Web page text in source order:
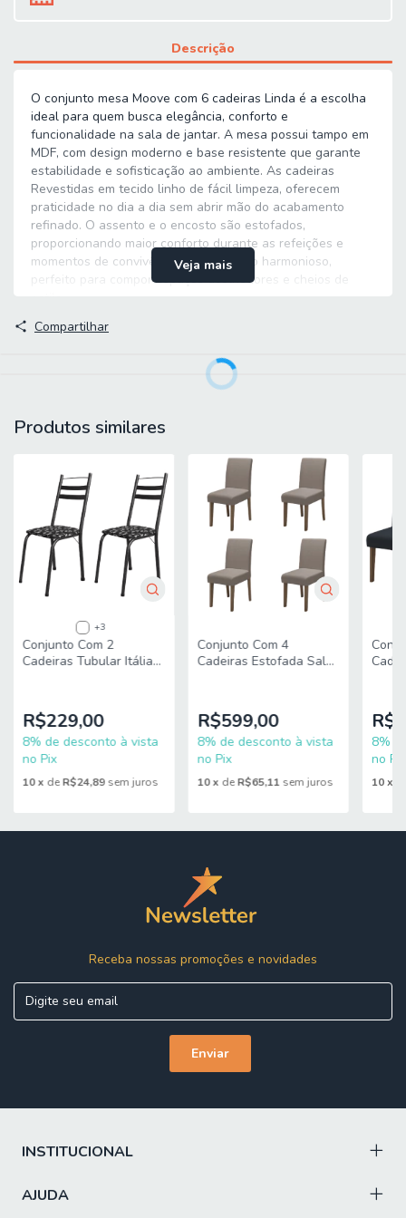
Descrição
O conjunto mesa Moove com 6 cadeiras Linda é a escolha
ideal para quem busca elegância, conforto e
funcionalidade na sala de jantar. A mesa possui tampo em
MDF, com design moderno e base resistente que garante
estabilidade e sofisticação ao ambiente. As cadeiras
Revestidas em tecido linho de fácil limpeza, oferecem
praticidade no dia a dia sem abrir mão do acabamento
refinado. O assento e o encosto são estofados,
proporcionando maior conforto durante as refeições e
momentos de convivência. Um conjunto harmonioso,
perfeito para compor espaços acolhedores e cheios de
MEDIDAS:
L = 160 cm
Medidas Cadeiras (cada):
A = 88,3 cm
L = 39,5 cm
P = 49,6 cm
PESO CADEIRA: 13 Kg (cada)
PESO SUPORTADO MESA: 50 Kg (distribuídos)
MODELO: Conjunto Sala de Jantar Mesa 1,60m Moove 6
Cadeiras Linda Viero
MARCA: Viero
ESPESSURA DO TAMPO: 18mm
TECIDO DA CADEIRA: Linho de toque macio
REVESTIMENTO ASSENTO E ENCOSTO DA CADEIRA:
Espuma D26 de alta qualidade, proporcionando maior
conforto, firmeza e excelente sustentação para o uso
PÉS: Sapatas Plásticas
estofadas e revestidas em tecido linho, oferecendo toque
Veja mais
Compartilhar
Produtos similares
+3
Conjunto Com 2
Cadeiras Tubular Itália
R$229,00
8% de desconto à vista
no Pix
10x deR$24,89sem juros
Conjunto Com 4
Cadeiras Estofada Sala
R$599,00
8% de desconto à vista
no Pix
10 x deR$65,11 sem juros
8%
no Pix
10x
Receba nossas promoções e novidades
INSTITUCIONAL
AJUDA